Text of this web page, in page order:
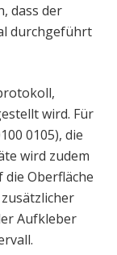
dass der
durchgeführt
wird. Für
0105), die
wird zudem
Oberfläche
Aufkleber